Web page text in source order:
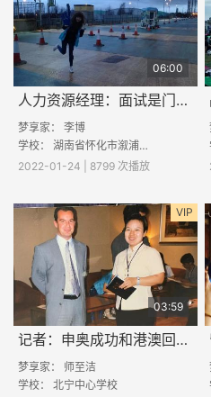
06:00
人力资源经理：面试是门开卷考试
梦享家： 李博
学校： 湖南省怀化市溆浦县桥江大湾学校
2022-01-24 | 8799 次播放
VIP
03:59
记者：申奥成功和港澳回归的难忘报道
梦享家： 师至洁
学校： 北宁中心学校